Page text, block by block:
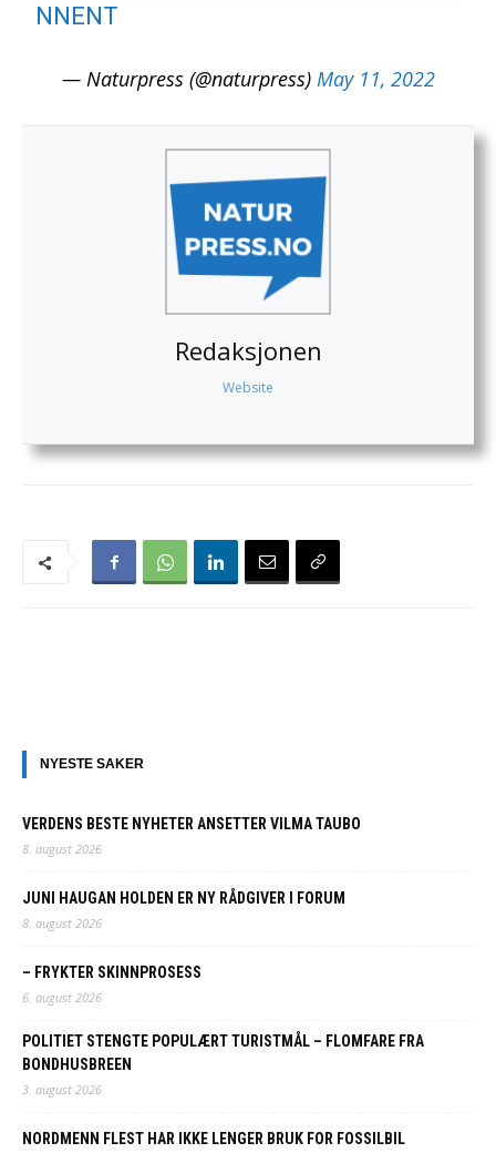
NNENT
— Naturpress (@naturpress) May 11, 2022
Redaksjonen
Website
NYESTE SAKER
VERDENS BESTE NYHETER ANSETTER VILMA TAUBO
8. august 2026
JUNI HAUGAN HOLDEN ER NY RÅDGIVER I FORUM
8. august 2026
– FRYKTER SKINNPROSESS
6. august 2026
POLITIET STENGTE POPULÆRT TURISTMÅL – FLOMFARE FRA
BONDHUSBREEN
3. august 2026
NORDMENN FLEST HAR IKKE LENGER BRUK FOR FOSSILBIL